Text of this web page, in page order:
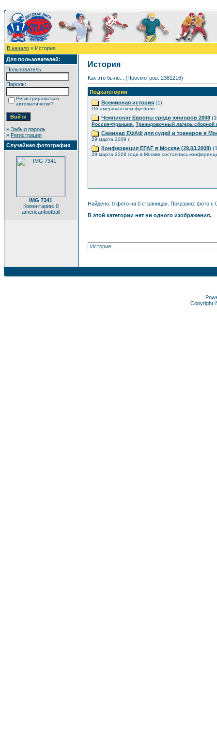
В начало » История
Для пользователей:
Пользователь:
Пароль:
Регистрироваться
автоматически?
» Забыл пароль
» Регистрация
Случайная фотография
IMG 7341
Коментарии: 0
americanfootball
История
Как это было... (Просмотров: 2381216)
Подкатегории
Всемирная история (1)
Об американском футболе
Чемпионат Европы среди юниоров 2008
Россия-Франция Тренировочный лагерь сборной
Семинар ЕФАФ для судей и тренеров в
29 марта 2009 г.
Конференция EFAF в Москве (29.03.2008)
29 марта 2008 года в Москве состоялась
Найдено: 0 фото на 0 страницах. Показано: фото с
В этой категории нет ни одного изображения.
Copyright